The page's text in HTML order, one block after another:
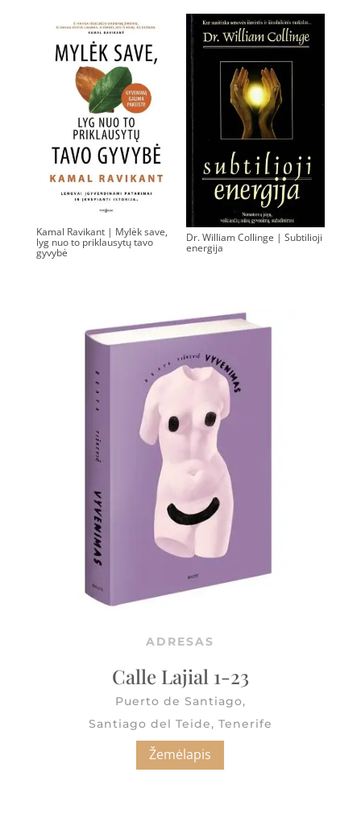
Kamal Ravikant | Mylėk save,
lyg nuo to priklausytų tavo
gyvybė
Dr. William Collinge | Subtilioji
energija
ADRESAS
Calle Lajial 1-23
Puerto de Santiago,
Santiago del Teide, Tenerife
Žemėlapis